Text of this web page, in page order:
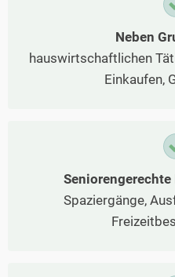
Neben
hauswirtschaftlichen
Einkaufen,
Spaziergänge,